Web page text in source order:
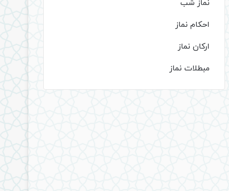
نماز شب
احکام نماز
ارکان نماز
مبطلات نماز